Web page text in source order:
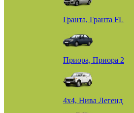
Гранта, Гранта FL
Приора, Приора 2
4х4, Нива Легенд